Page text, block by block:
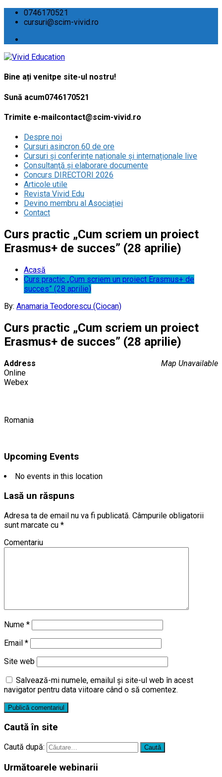
0746170521
cursuri@scim-vivid.ro
Bine ați venitpe site-ul nostru!
Sună acum0746170521
Trimite e-mailcontact@scim-vivid.ro
Despre noi
Cursuri asincron 60 de ore
Cursuri și conferințe naționale și internaționale live
Consultanţă și elaborare documente
Concurs DIRECTORI 2026
Articole utile
Revista Vivid Edu
Devino membru al Asociației
Contact
Curs practic „Cum scriem un proiect
Erasmus+ de succes” (28 aprilie)
Acasă
Curs practic „Cum scriem un proiect Erasmus+ de
succes” (28 aprilie)
By: Anamaria Teodorescu (Ciocan)
Curs practic „Cum scriem un proiect
Erasmus+ de succes” (28 aprilie)
Map Unavailable
Address
Online
Webex
Romania
Upcoming Events
No events in this location
Lasă un răspuns
Adresa ta de email nu va fi publicată. Câmpurile obligatorii
sunt marcate cu *
Comentariu
Nume *
Email *
Site web
Salvează-mi numele, emailul și site-ul web în acest
navigator pentru data viitoare când o să comentez.
Caută în site
Caută după:
Următoarele webinarii